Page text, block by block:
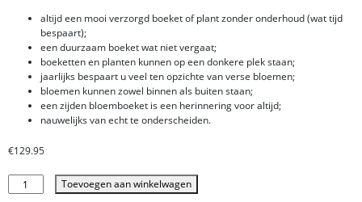
altijd een mooi verzorgd boeket of plant zonder onderhoud (wat tijd
bespaart);
een duurzaam boeket wat niet vergaat;
boeketten en planten kunnen op een donkere plek staan;
jaarlijks bespaart u veel ten opzichte van verse bloemen;
bloemen kunnen zowel binnen als buiten staan;
een zijden bloemboeket is een herinnering voor altijd;
nauwelijks van echt te onderscheiden.
€129.95
Toevoegen aan winkelwagen